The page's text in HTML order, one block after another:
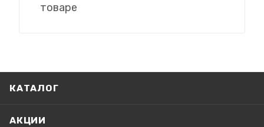
товаре
КАТАЛОГ
АКЦИИ